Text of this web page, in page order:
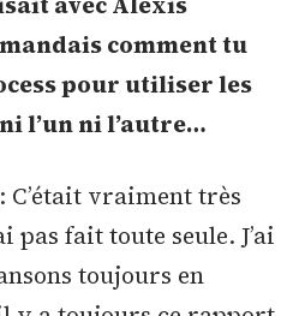
comment tu
pour utiliser les
l’un ni l’autre…
: C’était vraiment très
pas fait toute seule. J’ai
toujours en